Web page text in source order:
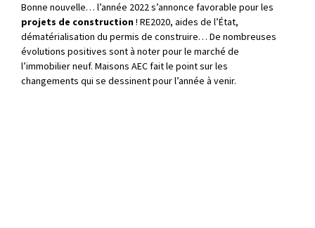
Bonne nouvelle… l’année 2022 s’annonce favorable pour les
projets de construction! RE2020, aides de l’État,
dématérialisation du permis de construire… De nombreuses
évolutions positives sont à noter pour le marché de
l’immobilier neuf. Maisons AEC fait le point sur les
changements qui se dessinent pour l’année à venir.